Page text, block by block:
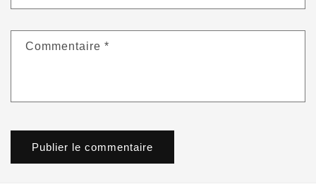
Commentaire *